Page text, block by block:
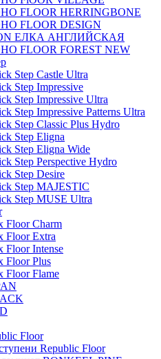
FLOOR HERRINGBONE
FLOOR DESIGN
ЕЛКА АНГЛИЙСКАЯ
FLOOR FOREST NEW
Step Castle Ultra
Step Impressive
Step Impressive Ultra
Step Impressive Patterns Ultra
Step Classic Plus Hydro
Step Eligna
Step Eligna Wide
Step Perspective Hydro
Step Desire
Step MAJESTIC
Step MUSE Ultra
Floor Charm
Floor Extra
Floor Intense
Floor Plus
Floor Flame
Floor
Republic Floor